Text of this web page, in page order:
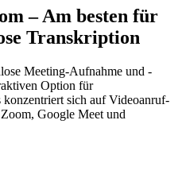
– Am besten für
Transkription
Meeting-Aufnahme und -
Option für
konzentriert sich auf Videoanruf-
Google Meet und